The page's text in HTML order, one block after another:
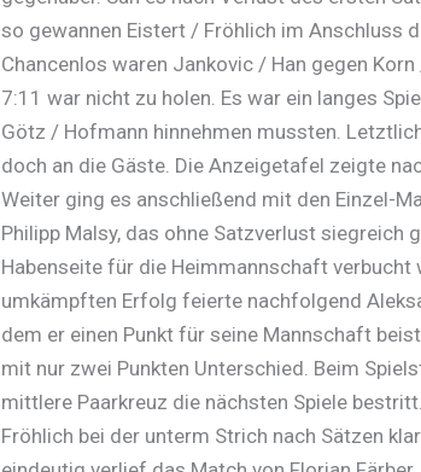
so gewannen Eistert / Fröhlich im Anschluss
Chancenlos waren Jankovic / Han gegen
7:11 war nicht zu holen. Es war ein langes
Götz / Hofmann hinnehmen mussten.
doch an die Gäste. Die Anzeigetafel zeigte
Weiter ging es anschließend mit den Einzel-
Philipp Malsy, das ohne Satzverlust
Habenseite für die Heimmannschaft verbucht
umkämpften Erfolg feierte nachfolgend
dem er einen Punkt für seine Mannschaft
mit nur zwei Punkten Unterschied. Beim
mittlere Paarkreuz die nächsten Spiele
Fröhlich bei der unterm Strich nach Sätzen